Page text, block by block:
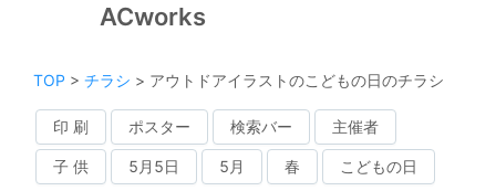
ACworks
TOP > チラシ > アウトドアイラストのこどもの日のチラシ
印 刷 ポスター 検索バー 主催者
子 供 5月5日 5月 春 こどもの日